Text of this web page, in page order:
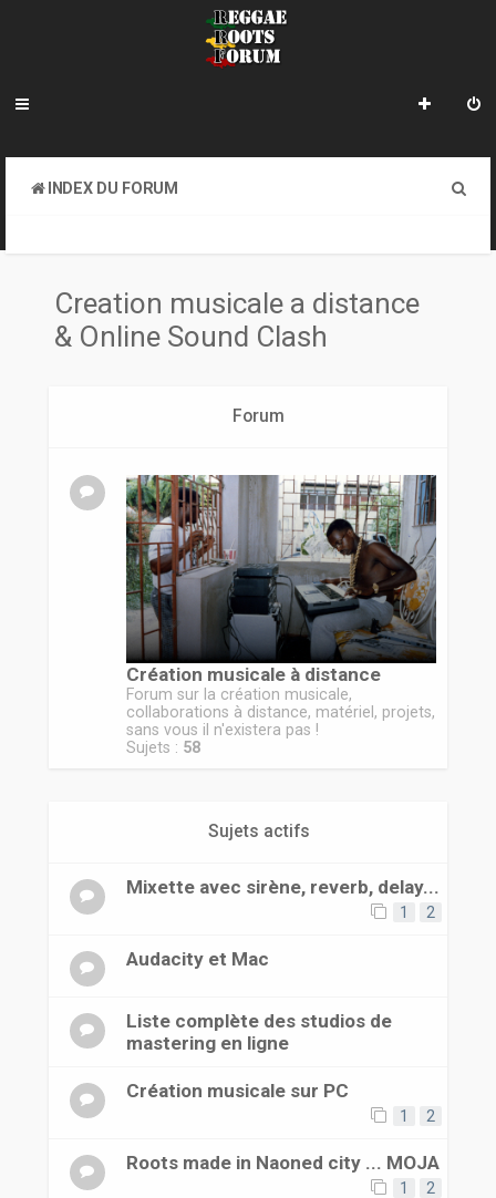
INDEX DU FORUM
Creation musicale a distance
& Online Sound Clash
Forum
Création musicale à distance
Forum sur la création musicale,
collaborations à distance, matériel, projets,
sans vous il n'existera pas !
Sujets : 58
Sujets actifs
Mixette avec sirène, reverb, delay...
1 2
Audacity et Mac
Liste complète des studios de
mastering en ligne
Création musicale sur PC
1 2
Roots made in Naoned city ... MOJA
1 2